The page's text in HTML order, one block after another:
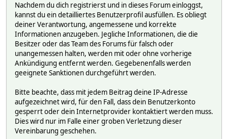
Nachdem du dich registrierst und in dieses Forum einloggst,
kannst du ein detailliertes Benutzerprofil ausfüllen. Es obliegt
deiner Verantwortung, angemessene und korrekte
Informationen anzugeben. Jegliche Informationen, die die
Besitzer oder das Team des Forums für falsch oder
unangemessen halten, werden mit oder ohne vorherige
Ankündigung entfernt werden. Gegebenenfalls werden
geeignete Sanktionen durchgeführt werden.
Bitte beachte, dass mit jedem Beitrag deine IP-Adresse
aufgezeichnet wird, für den Fall, dass dein Benutzerkonto
gesperrt oder dein Internetprovider kontaktiert werden muss.
Dies wird nur im Falle einer groben Verletzung dieser
Vereinbarung geschehen.